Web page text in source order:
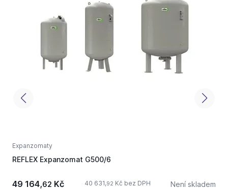
Expanzomaty
REFLEX Expanzomat G500/6
49 164,62 Kč 40 631,92 Kč bez DPH Není skladem